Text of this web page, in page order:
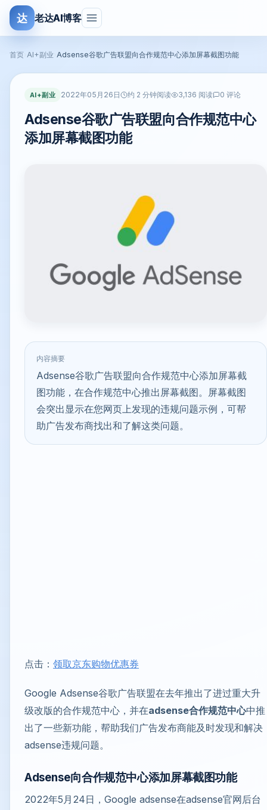
达 老达AI博客
首页 AI+副业 Adsense谷歌广告联盟向合作规范中心添加屏幕截图功能
AI+副业 2022年05月26日 约 2 分钟阅读 3,136 阅读 0 评论
Adsense谷歌广告联盟向合作规范中心
添加屏幕截图功能
内容摘要
Adsense谷歌广告联盟向合作规范中心添加屏幕截
图功能，在合作规范中心推出屏幕截图。屏幕截图
会突出显示在您网页上发现的违规问题示例，可帮
助广告发布商找出和了解这类问题。
点击： 领取京东购物优惠券
Google Adsense谷歌广告联盟在去年推出了进过重大升
级改版的合作规范中心，并在adsense合作规范中心中推
出了一些新功能，帮助我们广告发布商能及时发现和解决
adsense违规问题。
Adsense向合作规范中心添加屏幕截图功能
2022年5月24日，Google adsense在adsense官网后台